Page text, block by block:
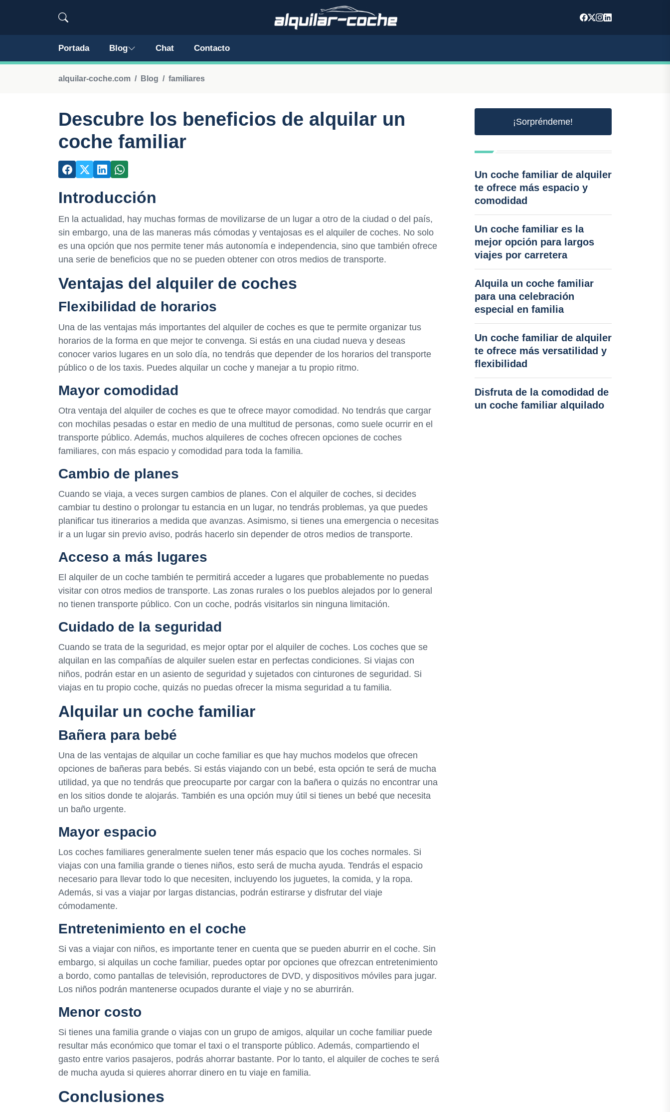
Portada Blog Chat Contacto
alquilar-coche.com Blog familiares
Descubre los beneficios de alquilar un
coche familiar
Introducción
En la actualidad, hay muchas formas de movilizarse de un lugar a otro de la ciudad o del país,
sin embargo, una de las maneras más cómodas y ventajosas es el alquiler de coches. No solo
es una opción que nos permite tener más autonomía e independencia, sino que también ofrece
una serie de beneficios que no se pueden obtener con otros medios de transporte.
Ventajas del alquiler de coches
Flexibilidad de horarios
Una de las ventajas más importantes del alquiler de coches es que te permite organizar tus
horarios de la forma en que mejor te convenga. Si estás en una ciudad nueva y deseas
conocer varios lugares en un solo día, no tendrás que depender de los horarios del transporte
público o de los taxis. Puedes alquilar un coche y manejar a tu propio ritmo.
Mayor comodidad
Otra ventaja del alquiler de coches es que te ofrece mayor comodidad. No tendrás que cargar
con mochilas pesadas o estar en medio de una multitud de personas, como suele ocurrir en el
transporte público. Además, muchos alquileres de coches ofrecen opciones de coches
familiares, con más espacio y comodidad para toda la familia.
Cambio de planes
Cuando se viaja, a veces surgen cambios de planes. Con el alquiler de coches, si decides
cambiar tu destino o prolongar tu estancia en un lugar, no tendrás problemas, ya que puedes
planificar tus itinerarios a medida que avanzas. Asimismo, si tienes una emergencia o necesitas
ir a un lugar sin previo aviso, podrás hacerlo sin depender de otros medios de transporte.
Acceso a más lugares
El alquiler de un coche también te permitirá acceder a lugares que probablemente no puedas
visitar con otros medios de transporte. Las zonas rurales o los pueblos alejados por lo general
no tienen transporte público. Con un coche, podrás visitarlos sin ninguna limitación.
Cuidado de la seguridad
Cuando se trata de la seguridad, es mejor optar por el alquiler de coches. Los coches que se
alquilan en las compañías de alquiler suelen estar en perfectas condiciones. Si viajas con
niños, podrán estar en un asiento de seguridad y sujetados con cinturones de seguridad. Si
viajas en tu propio coche, quizás no puedas ofrecer la misma seguridad a tu familia.
Alquilar un coche familiar
Bañera para bebé
Una de las ventajas de alquilar un coche familiar es que hay muchos modelos que ofrecen
opciones de bañeras para bebés. Si estás viajando con un bebé, esta opción te será de mucha
utilidad, ya que no tendrás que preocuparte por cargar con la bañera o quizás no encontrar una
en los sitios donde te alojarás. También es una opción muy útil si tienes un bebé que necesita
un baño urgente.
Mayor espacio
Los coches familiares generalmente suelen tener más espacio que los coches normales. Si
viajas con una familia grande o tienes niños, esto será de mucha ayuda. Tendrás el espacio
necesario para llevar todo lo que necesiten, incluyendo los juguetes, la comida, y la ropa.
Además, si vas a viajar por largas distancias, podrán estirarse y disfrutar del viaje
cómodamente.
Entretenimiento en el coche
Si vas a viajar con niños, es importante tener en cuenta que se pueden aburrir en el coche. Sin
embargo, si alquilas un coche familiar, puedes optar por opciones que ofrezcan entretenimiento
a bordo, como pantallas de televisión, reproductores de DVD, y dispositivos móviles para jugar.
Los niños podrán mantenerse ocupados durante el viaje y no se aburrirán.
Menor costo
Si tienes una familia grande o viajas con un grupo de amigos, alquilar un coche familiar puede
resultar más económico que tomar el taxi o el transporte público. Además, compartiendo el
gasto entre varios pasajeros, podrás ahorrar bastante. Por lo tanto, el alquiler de coches te será
de mucha ayuda si quieres ahorrar dinero en tu viaje en familia.
Conclusiones
¡Sorpréndeme!
Un coche familiar de alquiler
te ofrece más espacio y
comodidad
Un coche familiar es la
mejor opción para largos
viajes por carretera
Alquila un coche familiar
para una celebración
especial en familia
Un coche familiar de alquiler
te ofrece más versatilidad y
flexibilidad
Disfruta de la comodidad de
un coche familiar alquilado